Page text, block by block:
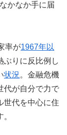
かなか手に届
率が1967年以
ぶりに反比例し
状況。金融危機
代が自分で力で
世代を中心に住